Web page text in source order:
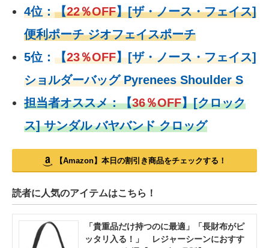
4位：【22％OFF】[ザ・ノース・フェイス]
便利ポーチ ジオフェイスポーチ
5位： 【23％OFF】[ザ・ノース・フェイス]
ショルダーバッグ Pyrenees Shoulder S
担当者オススメ：【36％OFF】[クロック
ス] サンダル バヤバンド クロッグ
【Amazon】本日の割引き商品をチェックする！
読者に人気のアイテムはこちら！
「貴重品だけ持つのに最適」「長財布がピ
ッタリ入る！」 レジャーシーンにおすす